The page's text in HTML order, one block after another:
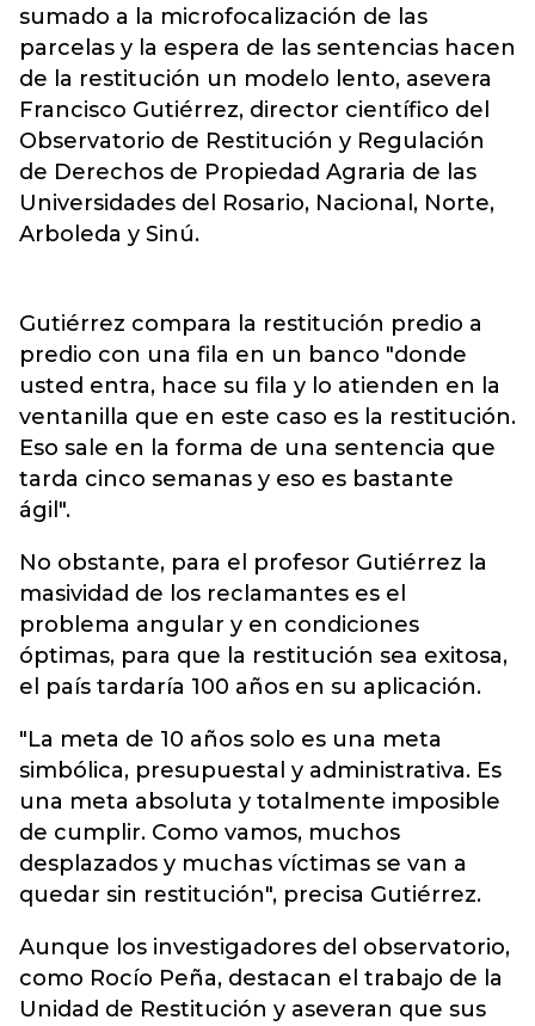
sumado a la microfocalización de las
parcelas y la espera de las sentencias hacen
de la restitución un modelo lento, asevera
Francisco Gutiérrez, director científico del
Observatorio de Restitución y Regulación
de Derechos de Propiedad Agraria de las
Universidades del Rosario, Nacional, Norte,
Arboleda y Sinú.
Gutiérrez compara la restitución predio a
predio con una fila en un banco "donde
usted entra, hace su fila y lo atienden en la
ventanilla que en este caso es la restitución.
Eso sale en la forma de una sentencia que
tarda cinco semanas y eso es bastante
ágil".
No obstante, para el profesor Gutiérrez la
masividad de los reclamantes es el
problema angular y en condiciones
óptimas, para que la restitución sea exitosa,
el país tardaría 100 años en su aplicación.
"La meta de 10 años solo es una meta
simbólica, presupuestal y administrativa. Es
una meta absoluta y totalmente imposible
de cumplir. Como vamos, muchos
desplazados y muchas víctimas se van a
quedar sin restitución", precisa Gutiérrez.
Aunque los investigadores del observatorio,
como Rocío Peña, destacan el trabajo de la
Unidad de Restitución y aseveran que sus